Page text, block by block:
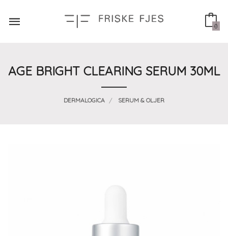
innholdet
0
AGE BRIGHT CLEARING SERUM 30ML
DERMALOGICA SERUM & OLJER